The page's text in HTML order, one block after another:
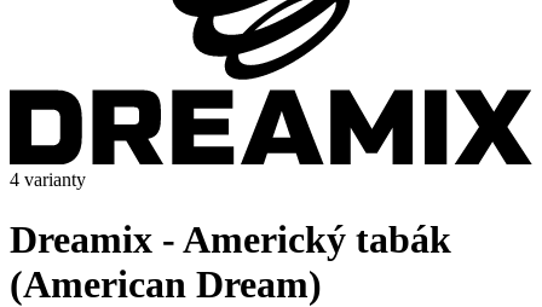
4 varianty
Dreamix - Americký tabák
(American Dream)